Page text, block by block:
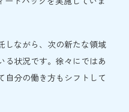
しながら、次の新たな領域
る状況です。徐々にではあ
自分の働き方もシフトして